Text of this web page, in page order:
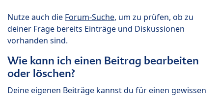
Nutze auch die Forum-Suche, um zu prüfen, ob zu
deiner Frage bereits Einträge und Diskussionen
vorhanden sind.
Wie kann ich einen Beitrag bearbeiten
oder löschen?
Deine eigenen Beiträge kannst du für einen gewissen